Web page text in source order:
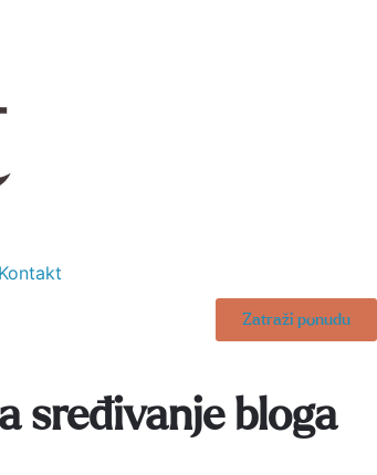
Kontakt
Zatraži ponudu
sređivanje bloga